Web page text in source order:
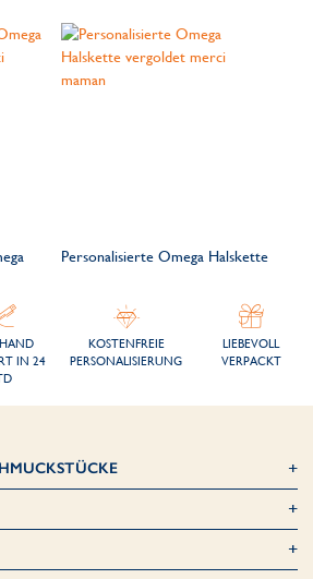
Personalisierte Omega Halskette
IN 24
KOSTENFREIE
PERSONALISIERUNG
LIEBEVOLL
VERPACKT